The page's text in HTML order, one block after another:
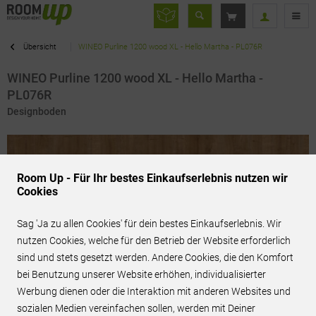
Übersicht WINEO Purline 1200 wood XL - Hello Martha - PL076R
WINEO Purline 1200 wood XL - Hello Martha -
PL076R
Designboden
Room Up - Für Ihr bestes Einkaufserlebnis nutzen wir
Cookies
Sag 'Ja zu allen Cookies' für dein bestes Einkaufserlebnis. Wir
nutzen Cookies, welche für den Betrieb der Website erforderlich
sind und stets gesetzt werden. Andere Cookies, die den Komfort
bei Benutzung unserer Website erhöhen, individualisierter
Werbung dienen oder die Interaktion mit anderen Websites und
sozialen Medien vereinfachen sollen, werden mit Deiner